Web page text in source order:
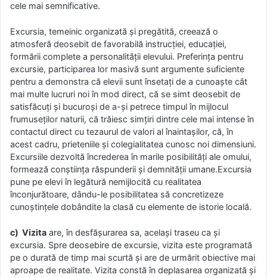
cele mai semnificative.
Excursia, temeinic organizată şi pregătită, creează o
atmosferă deosebit de favorabilă instrucţiei, educaţiei,
formării complete a personalităţii elevului. Preferinţa pentru
excursie, participarea lor masivă sunt argumente suficiente
pentru a demonstra că elevii sunt însetaţi de a cunoaşte cât
mai multe lucruri noi în mod direct, că se simt deosebit de
satisfăcuţi şi bucuroşi de a-şi petrece timpul în mijlocul
frumuseţilor naturii, că trăiesc simţiri dintre cele mai intense în
contactul direct cu tezaurul de valori al înaintaşilor, că, în
acest cadru, prieteniile şi colegialitatea cunosc noi dimensiuni.
Excursiile dezvoltă încrederea în marile posibilităţi ale omului,
formează conştiinţa răspunderii şi demnităţii umane.Excursia
pune pe elevi în legătură nemijlocită cu realitatea
înconjurătoare, dându-le posibilitatea să concretizeze
cunoştinţele dobândite la clasă cu elemente de istorie locală.
c) Vizita are, în desfăşurarea sa, acelaşi traseu ca şi
excursia. Spre deosebire de excursie, vizita este programată
pe o durată de timp mai scurtă şi are de urmărit obiective mai
aproape de realitate. Vizita constă în deplasarea organizată şi